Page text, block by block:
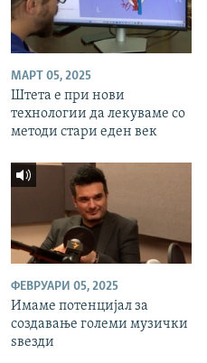
МАРТ 05, 2025
Штета е при нови
технологии да лекуваме со
методи стари еден век
ФЕВРУАРИ 05, 2025
Имаме потенцијал за
создавање големи музички
ѕвезди